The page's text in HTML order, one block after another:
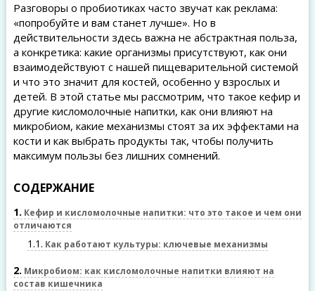
Разговоры о пробиотиках часто звучат как реклама:
«попробуйте и вам станет лучше». Но в
действительности здесь важна не абстрактная польза,
а конкретика: какие организмы присутствуют, как они
взаимодействуют с нашей пищеварительной системой
и что это значит для костей, особенно у взрослых и
детей. В этой статье мы рассмотрим, что такое кефир и
другие кисломолочные напитки, как они влияют на
микробиом, какие механизмы стоят за их эффектами на
кости и как выбрать продукты так, чтобы получить
максимум пользы без лишних сомнений.
СОДЕРЖАНИЕ
1 Кефир и кисломолочные напитки: что это такое и чем они
отличаются
1.1 Как работают культуры: ключевые механизмы
2 Микробиом: как кисломолочные напитки влияют на
состав кишечника